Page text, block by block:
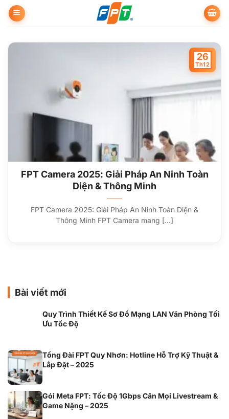
qua
dung
FPT Camera 2025: Giải Pháp An Ninh Toàn
Diện & Thông Minh
FPT Camera 2025: Giải Pháp An Ninh Toàn Diện &
Thông Minh FPT Camera mang [...]
26
Th12
Bài viết mới
Quy Trình Thiết Kế Sơ Đồ Mạng LAN Văn Phòng Tối
Ưu Tốc Độ
Tổng Đài FPT Quy Nhơn: Hotline Hỗ Trợ Kỹ Thuật &
Lắp Đặt – 2025
Gói Meta FPT: Tốc Độ 1Gbps Cân Mọi Livestream &
Game Nặng – 2025